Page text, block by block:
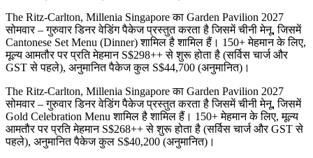
The Ritz-Carlton, Millenia Singapore का Garden Pavilion 2027
सोमवार – गुरुवार डिनर वेडिंग पैकेज प्रस्तुत करता है जिसमें चीनी मेनू, जिसमें
Cantonese Set Menu (Dinner) शामिल है शामिल हैं। 150+ मेहमान के लिए,
मूल्य आमतौर पर प्रति मेहमान S$298++ से शुरू होता है (सर्विस चार्ज और
GST से पहले), अनुमानित पैकेज कुल S$44,700 (अनुमानित)।
The Ritz-Carlton, Millenia Singapore का Garden Pavilion 2027
सोमवार – गुरुवार डिनर वेडिंग पैकेज प्रस्तुत करता है जिसमें चीनी मेनू, जिसमें
Gold Celebration Menu शामिल है शामिल हैं। 150+ मेहमान के लिए, मूल्य
आमतौर पर प्रति मेहमान S$268++ से शुरू होता है (सर्विस चार्ज और GST से
पहले), अनुमानित पैकेज कुल S$40,200 (अनुमानित)।